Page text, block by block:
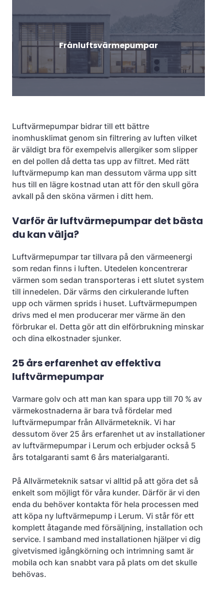
Frånluftsvärmepumpar
Luftvärmepumpar bidrar till ett bättre
inomhusklimat genom sin filtrering av luften vilket
är väldigt bra för exempelvis allergiker som slipper
en del pollen då detta tas upp av filtret. Med rätt
luftvärmepump kan man dessutom värma upp sitt
hus till en lägre kostnad utan att för den skull göra
avkall på den sköna värmen i ditt hem.
Varför är luftvärmepumpar det bästa
du kan välja?
Luftvärmepumpar tar tillvara på den värmeenergi
som redan finns i luften. Utedelen koncentrerar
värmen som sedan transporteras i ett slutet system
till innedelen. Där värms den cirkulerande luften
upp och värmen sprids i huset. Luftvärmepumpen
drivs med el men producerar mer värme än den
förbrukar el. Detta gör att din elförbrukning minskar
och dina elkostnader sjunker.
25 års erfarenhet av effektiva
luftvärmepumpar
Varmare golv och att man kan spara upp till 70 % av
värmekostnaderna är bara två fördelar med
luftvärmepumpar från Allvärmeteknik. Vi har
dessutom över 25 års erfarenhet ut av installationer
av luftvärmepumpar i Lerum och erbjuder också 5
års totalgaranti samt 6 års materialgaranti.
På Allvärmeteknik satsar vi alltid på att göra det så
enkelt som möjligt för våra kunder. Därför är vi den
enda du behöver kontakta för hela processen med
att köpa ny luftvärmepump i Lerum. Vi står för ett
komplett åtagande med försäljning, installation och
service. I samband med installationen hjälper vi dig
givetvismed igångkörning och intrimning samt är
mobila och kan snabbt vara på plats om det skulle
behövas.